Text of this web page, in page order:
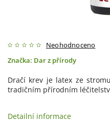
Neohodnoceno
Značka: Dar z přírody
Dračí krev je latex ze
tradičním přírodním
Detailní informace